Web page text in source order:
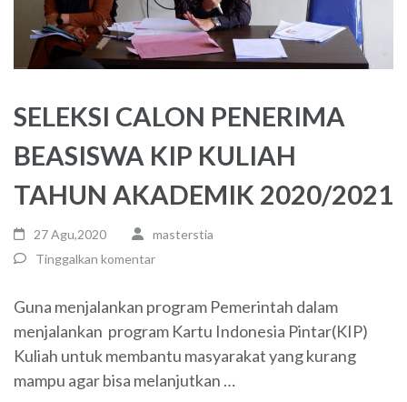
SELEKSI CALON PENERIMA
BEASISWA KIP KULIAH
TAHUN AKADEMIK 2020/2021
27 Agu,2020
masterstia
Tinggalkan komentar
Guna menjalankan program Pemerintah dalam
menjalankan program Kartu Indonesia Pintar(KIP)
Kuliah untuk membantu masyarakat yang kurang
mampu agar bisa melanjutkan …